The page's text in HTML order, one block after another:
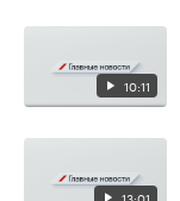
10:11
13:01